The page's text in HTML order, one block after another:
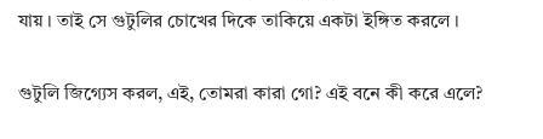
যায়। তাই সে গুটুলির চোখের দিকে তাকিয়ে একটা ইঙ্গিত করলে।
গুটুলি জিগ্যেস করল, এই, তোমরা কারা গো? এই বনে কী করে এলে?